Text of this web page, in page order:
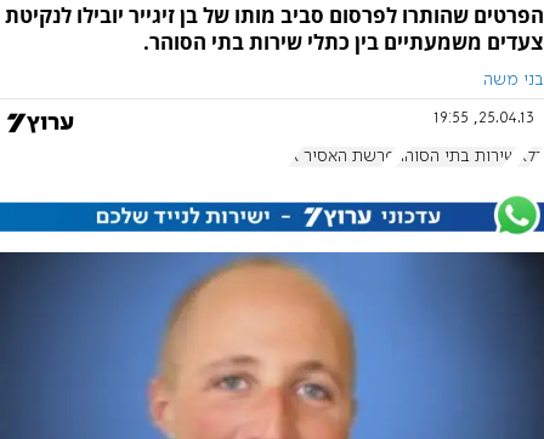
הפרטים שהותרו לפרסום סביב מותו של בן זיגייר יובילו לנקיטת
צעדים משמעתיים בין כתלי שירות בתי הסוהר.
בני משה
25.04.13, 19:55
כלא שירות בתי הסוהר פרשת האסיר X